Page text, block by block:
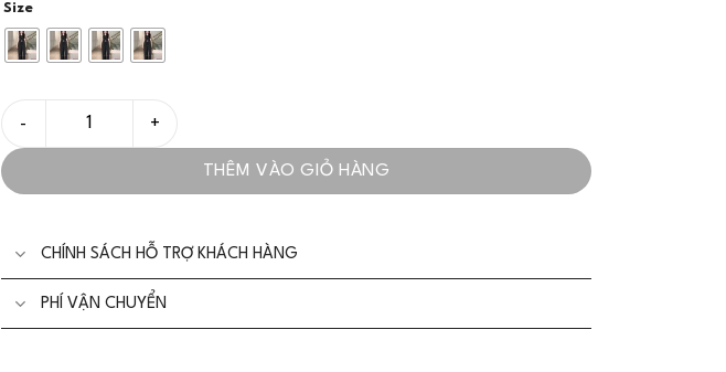
Size
THÊM VÀO GIỎ HÀNG
CHÍNH SÁCH HỖ TRỢ KHÁCH HÀNG
PHÍ VẬN CHUYỂN